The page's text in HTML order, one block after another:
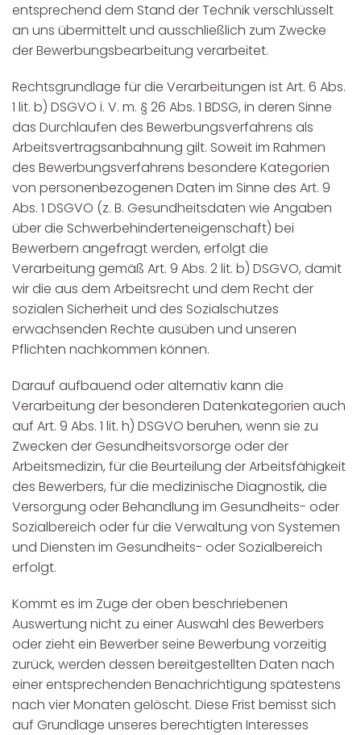
entsprechend dem Stand der Technik verschlüsselt
an uns übermittelt und ausschließlich zum Zwecke
der Bewerbungsbearbeitung verarbeitet.
Rechtsgrundlage für die Verarbeitungen ist Art. 6 Abs.
1 lit. b) DSGVO i. V. m. § 26 Abs. 1 BDSG, in deren Sinne
das Durchlaufen des Bewerbungsverfahrens als
Arbeitsvertragsanbahnung gilt. Soweit im Rahmen
des Bewerbungsverfahrens besondere Kategorien
von personenbezogenen Daten im Sinne des Art. 9
Abs. 1 DSGVO (z. B. Gesundheitsdaten wie Angaben
über die Schwerbehinderteneigenschaft) bei
Bewerbern angefragt werden, erfolgt die
Verarbeitung gemäß Art. 9 Abs. 2 lit. b) DSGVO, damit
wir die aus dem Arbeitsrecht und dem Recht der
sozialen Sicherheit und des Sozialschutzes
erwachsenden Rechte ausüben und unseren
Pflichten nachkommen können.
Darauf aufbauend oder alternativ kann die
Verarbeitung der besonderen Datenkategorien auch
auf Art. 9 Abs. 1 lit. h) DSGVO beruhen, wenn sie zu
Zwecken der Gesundheitsvorsorge oder der
Arbeitsmedizin, für die Beurteilung der Arbeitsfähigkeit
des Bewerbers, für die medizinische Diagnostik, die
Versorgung oder Behandlung im Gesundheits- oder
Sozialbereich oder für die Verwaltung von Systemen
und Diensten im Gesundheits- oder Sozialbereich
erfolgt.
Kommt es im Zuge der oben beschriebenen
Auswertung nicht zu einer Auswahl des Bewerbers
oder zieht ein Bewerber seine Bewerbung vorzeitig
zurück, werden dessen bereitgestellten Daten nach
einer entsprechenden Benachrichtigung spätestens
nach vier Monaten gelöscht. Diese Frist bemisst sich
auf Grundlage unseres berechtigten Interesses